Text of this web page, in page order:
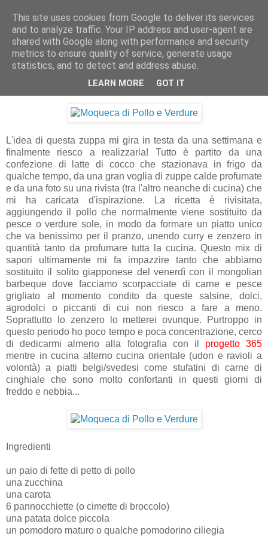
Artravelling
martedì 25 gennaio 2011
Moqueca di Pollo e Verdure
L'idea di questa zuppa mi gira in testa da una settimana e
finalmente riesco a realizzarla! Tutto è partito da una
confezione di latte di cocco che stazionava in frigo da
qualche tempo, da una gran voglia di zuppe calde profumate
e da una foto su una rivista (tra l'altro neanche di cucina) che
mi ha caricata d'ispirazione. La ricetta è rivisitata,
aggiungendo il pollo che normalmente viene sostituito da
pesce o verdure sole, in modo da formare un piatto unico
che va benissimo per il pranzo, unendo curry e zenzero in
quantità tanto da profumare tutta la cucina. Questo mix di
sapori ultimamente mi fa impazzire tanto che abbiamo
sostituito il solito giapponese del venerdì con il mongolian
barbeque dove facciamo scorpacciate di carne e pesce
grigliato al momento condito da queste salsine, dolci,
agrodolci o piccanti di cui non riesco a fare a meno.
Soprattutto lo zenzero lo metterei ovunque. Purtroppo in
questo periodo ho poco tempo e poca concentrazione, cerco
di dedicarmi almeno alla fotografia con il progetto 365
mentre in cucina alterno cucina orientale (udon e ravioli a
volontà) a piatti belgi/svedesi come stufatini di carne di
cinghiale che sono molto confortanti in questi giorni di
freddo e nebbia...
Ingredienti
un paio di fette di petto di pollo
una zucchina
una carota
6 pannocchiette (o cimette di broccolo)
una patata dolce piccola
un pomodoro maturo o qualche pomodorino ciliegia
This site uses cookies from Google to deliver its services
and to analyze traffic. Your IP address and user-agent are
shared with Google along with performance and security
metrics to ensure quality of service, generate usage
statistics, and to detect and address abuse.
LEARN MORE GOT IT